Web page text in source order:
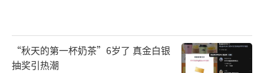
“秋天的第一杯奶茶”6岁了 真金白银
抽奖引热潮